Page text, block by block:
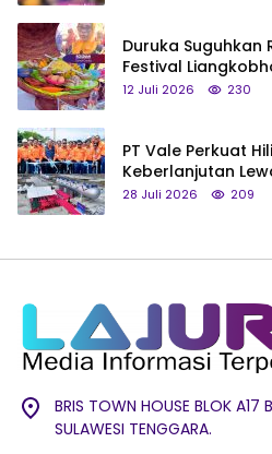
Duruka Suguhkan
Festival
hingga Tumpeng
12 Juli 2026 230
PT Vale Perkuat
Keberlanjutan
28 Juli 2026 209
BRIS TOWN HOUSE BLOK A17
SULAWESI TENGGARA.